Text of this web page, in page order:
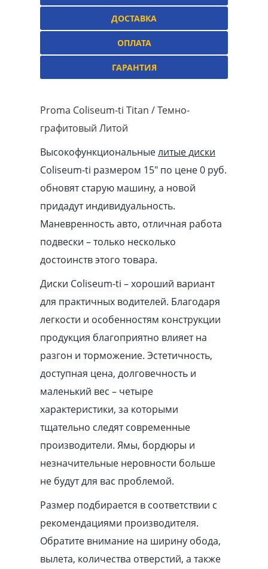
ДОСТАВКА
ОПЛАТА
ГАРАНТИЯ
Proma Coliseum-ti Titan / Темно-
графитовый Литой
Высокофункциональныелитые диски
Coliseum-ti размером 15″ по цене 0 руб.
обновят старую машину, а новой
придадут индивидуальность.
Маневренность авто, отличная работа
подвески – только несколько
достоинств этого товара.
Диски Coliseum-ti – хороший вариант
для практичных водителей. Благодаря
легкости и особенностям конструкции
продукция благоприятно влияет на
разгон и торможение. Эстетичность,
доступная цена, долговечность и
маленький вес – четыре
характеристики, за которыми
тщательно следят современные
производители. Ямы, бордюры и
незначительные неровности больше
не будут для вас проблемой.
Размер подбирается в соответствии с
рекомендациями производителя.
Обратите внимание на ширину обода,
вылета, количества отверстий, а также